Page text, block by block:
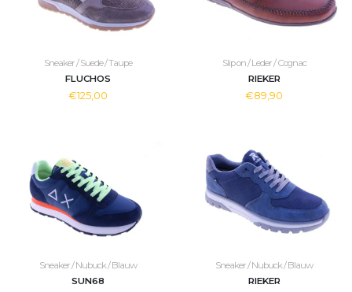
Sneaker / Suede / Taupe
FLUCHOS
€125,00
Slip on / Leder / Cognac
RIEKER
€89,90
Sneaker / Nubuck / Blauw
SUN68
Sneaker / Nubuck / Blauw
RIEKER